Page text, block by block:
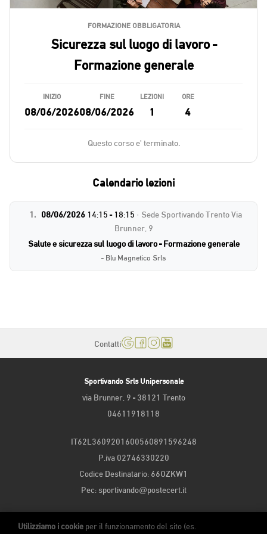
Utilizziamo i cookieper il funzionamento del sito (es.
FORMAZIONE OBBLIGATORIA
Sicurezza sul luogo di lavoro -
Formazione generale
INIZIO
08/06/2026
FINE
08/06/2026
LEZIONI
1
ORE
4
Questo corso e' terminato.
Calendario lezioni
1. 08/06/2026 14:15 - 18:15 · Sede Sportivando Trento Via
Brunner, 9
Salute e sicurezza sul luogo di lavoro - Formazione generale
- Blu Magnetico Srls
Contatti
Sportivando Srls Unipersonale
via Brunner, 9 - 38121 Trento
04611918118
IT62L3609201600560891596248
P.iva 02746330220
Codice Destinatario: 66OZKW1
Pec: sportivando@postecert.it
1/03/2024